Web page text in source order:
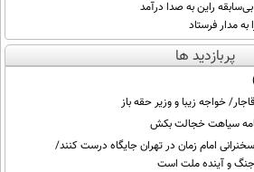
راین به صدا درآمد
پربازدید ها
خواجه زیبا و وزیر حقه باز
سیاهت خجالت بکش
امام زمان در تهران جایگاه درست کنند/
جنگ و آینده ملت است